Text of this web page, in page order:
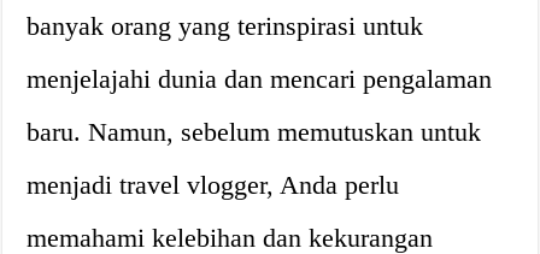
banyak orang yang terinspirasi untuk
menjelajahi dunia dan mencari pengalaman
baru. Namun, sebelum memutuskan untuk
menjadi travel vlogger, Anda perlu
memahami kelebihan dan kekurangan